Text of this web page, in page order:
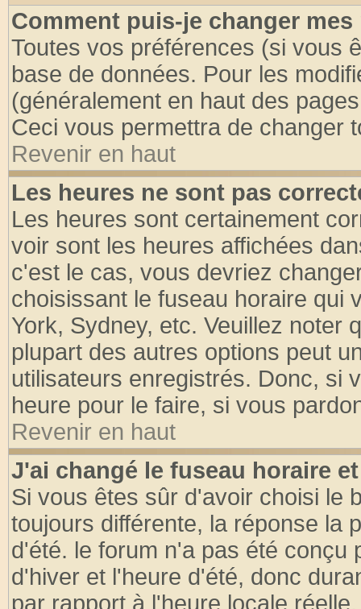
Comment puis-je changer mes
Toutes vos préférences (si vous
base de données. Pour les
(généralement en haut des
Ceci vous permettra de changer
Revenir en haut
Les heures ne sont pas
Les heures sont certainement
voir sont les heures affichées
c'est le cas, vous devriez
choisissant le fuseau horaire qui
York, Sydney, etc. Veuillez noter
plupart des autres options peut
utilisateurs enregistrés. Donc, si
heure pour le faire, si vous
Revenir en haut
J'ai changé le fuseau horaire
Si vous êtes sûr d'avoir choisi le
toujours différente, la réponse la
d'été. le forum n'a pas été conçu
d'hiver et l'heure d'été, donc
par rapport à l'heure locale réelle.